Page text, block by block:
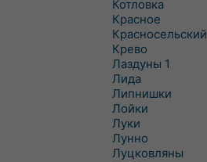
Котловка
Красное
Красносельский
Крево
Лаздуны 1
Лида
Липнишки
Лойки
Луки
Лунно
Луцковляны